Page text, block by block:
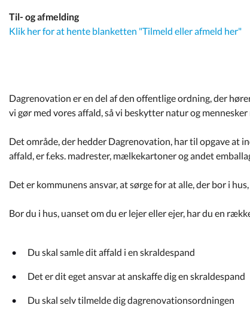
Til- og afmelding
Klik her for at hente blanketten "Tilmeld eller afmeld her"
Dagrenovation er en del af den offentlige ordning, der
vi gør med vores affald, så vi beskytter natur og
Det område, der hedder Dagrenovation, har til opgave at
affald, er f.eks. madrester, mælkekartoner og andet
Det er kommunens ansvar, at sørge for at alle, der bor i
Bor du i hus, uanset om du er lejer eller ejer, har du en
Du skal samle dit affald i en skraldespand
Det er dit eget ansvar at anskaffe dig en skraldespand
Du skal selv tilmelde dig dagrenovationsordningen